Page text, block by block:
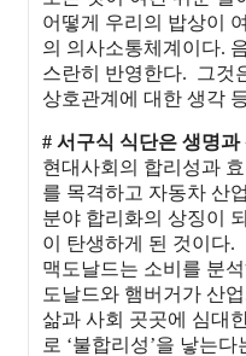
어떻게 우리의 밥상이
의 의사소통체계이다.
스란히 반영한다. 그것
상호관계에 대한 생각
# 서구식 식단은 생명과
현대사회의 합리성과
를 목격하고 자동차 산
분야 합리화의 상징이
이 탄생하게 된 것이다.
맥도날드는 소비를 분
도날드와 햄버거가 산
삶과 사회 곳곳에 심대
로 ‘불합리성’을 낳는